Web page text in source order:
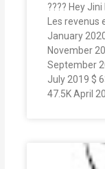
???? Hey
Les revenus
January
November
September
July 2019 $
47.5K April